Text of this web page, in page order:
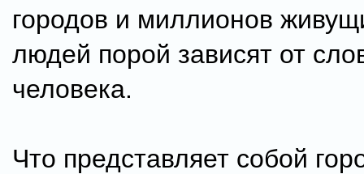
городов и миллионов
людей порой зависят от
человека.
Что представляет собой